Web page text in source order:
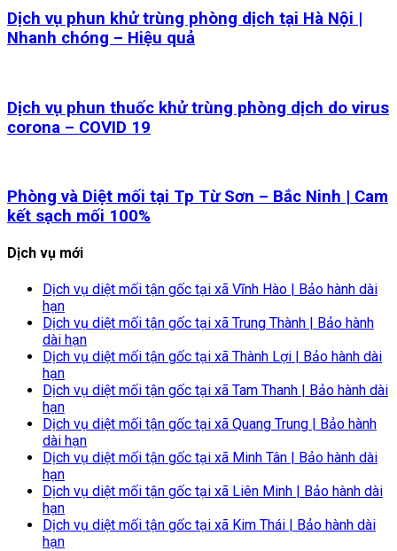
Dịch vụ phun khử trùng phòng dịch tại Hà Nội |
Nhanh chóng – Hiệu quả
Dịch vụ phun thuốc khử trùng phòng dịch do virus
corona – COVID 19
Phòng và Diệt mối tại Tp Từ Sơn – Bắc Ninh | Cam
kết sạch mối 100%
Dịch vụ mới
Dịch vụ diệt mối tận gốc tại xã Vĩnh Hào | Bảo hành dài
hạn
Dịch vụ diệt mối tận gốc tại xã Trung Thành | Bảo hành
dài hạn
Dịch vụ diệt mối tận gốc tại xã Thành Lợi | Bảo hành dài
hạn
Dịch vụ diệt mối tận gốc tại xã Tam Thanh | Bảo hành dài
hạn
Dịch vụ diệt mối tận gốc tại xã Quang Trung | Bảo hành
dài hạn
Dịch vụ diệt mối tận gốc tại xã Minh Tân | Bảo hành dài
hạn
Dịch vụ diệt mối tận gốc tại xã Liên Minh | Bảo hành dài
hạn
Dịch vụ diệt mối tận gốc tại xã Kim Thái | Bảo hành dài
hạn